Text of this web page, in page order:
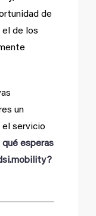
de
el de los
un
el servicio
qué esperas